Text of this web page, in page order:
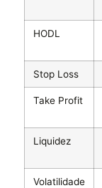
HODL
Stop Loss
Take Profit
Liquidez
Volatilidade